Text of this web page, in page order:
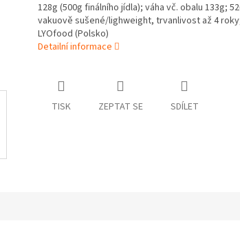
128g (500g finálního jídla); váha vč. obalu 133g;
vakuově sušené/lighweight, trvanlivost až 4
LYOfood (Polsko)
Detailní informace
TISK ZEPTAT SE SDÍLET